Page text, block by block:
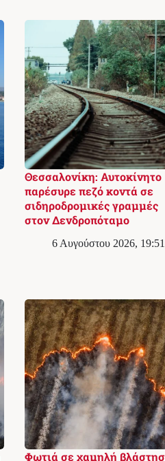
Θεσσαλονίκη: Αυτοκίνητο
παρέσυρε πεζό κοντά σε
σιδηροδρομικές γραμμές
στον Δενδροπόταμο
6 Αυγούστου 2026, 19:51
Φωτιά σε χαμηλή